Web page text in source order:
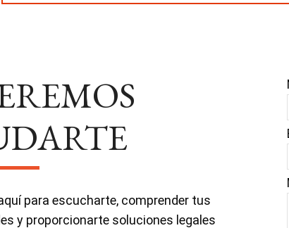
para escucharte, comprender tus
y proporcionarte soluciones legales